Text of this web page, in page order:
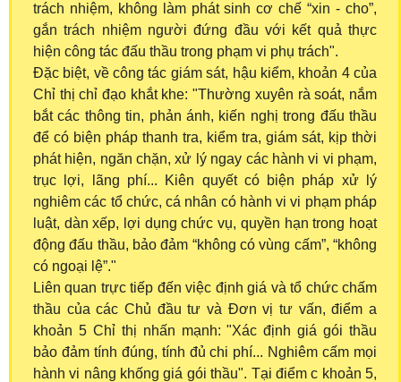
trách nhiệm, không làm phát sinh cơ chế “xin - cho”,
gắn trách nhiệm người đứng đầu với kết quả thực
hiện công tác đấu thầu trong phạm vi phụ trách".
Đặc biệt, về công tác giám sát, hậu kiểm, khoản 4 của
Chỉ thị chỉ đạo khắt khe: "Thường xuyên rà soát, nắm
bắt các thông tin, phản ánh, kiến nghị trong đấu thầu
để có biện pháp thanh tra, kiểm tra, giám sát, kịp thời
phát hiện, ngăn chặn, xử lý ngay các hành vi vi phạm,
trục lợi, lãng phí... Kiên quyết có biện pháp xử lý
nghiêm các tổ chức, cá nhân có hành vi vi phạm pháp
luật, dàn xếp, lợi dụng chức vụ, quyền hạn trong hoạt
động đấu thầu, bảo đảm “không có vùng cấm”, “không
có ngoại lệ”."
Liên quan trực tiếp đến việc định giá và tổ chức chấm
thầu của các Chủ đầu tư và Đơn vị tư vấn, điểm a
khoản 5 Chỉ thị nhấn mạnh: "Xác định giá gói thầu
bảo đảm tính đúng, tính đủ chi phí... Nghiêm cấm mọi
hành vi nâng khống giá gói thầu". Tại điểm c khoản 5,